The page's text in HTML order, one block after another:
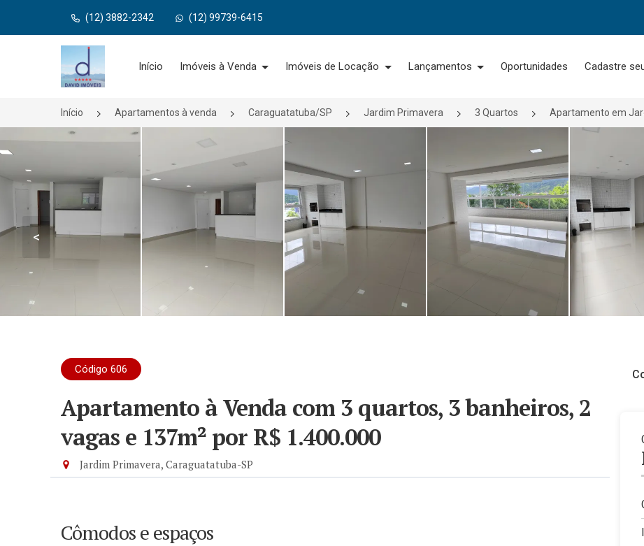
(12) 3882-2342 (12) 99739-6415
Página inicial
Início Imóveis à Venda Imóveis de Locação Lançamentos Oportunidades Cadastre
Início Apartamentos à venda Caraguatatuba/SP Jardim Primavera 3 Quartos
<
Código 606
Apartamento à Venda com 3 quartos, 3 banheiros, 2
vagas e 137m² por R$ 1.400.000
Jardim Primavera, Caraguatatuba-SP
Cômodos e espaços